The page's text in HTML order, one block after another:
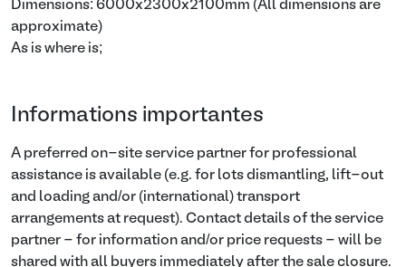
Dimensions: 6000x2300x2100mm (All dimensions are
approximate)
As is where is;
Informations importantes
A preferred on-site service partner for professional
assistance is available (e.g. for lots dismantling, lift-out
and loading and/or (international) transport
arrangements at request). Contact details of the service
partner - for information and/or price requests - will be
shared with all buyers immediately after the sale closure.